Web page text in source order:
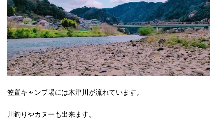
笠置キャンプ場には木津川が流れています。
川釣りやカヌーも出来ます。